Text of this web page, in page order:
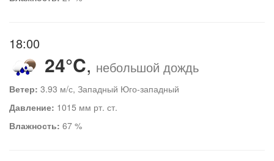
18:00
24°C, небольшой дождь
Ветер: 3.93 м/с, Западный Юго-западный
Давление: 1015 мм рт. ст.
Влажность: 67 %